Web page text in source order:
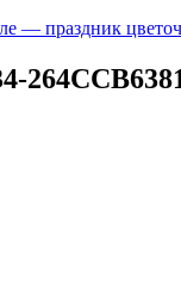
— праздник